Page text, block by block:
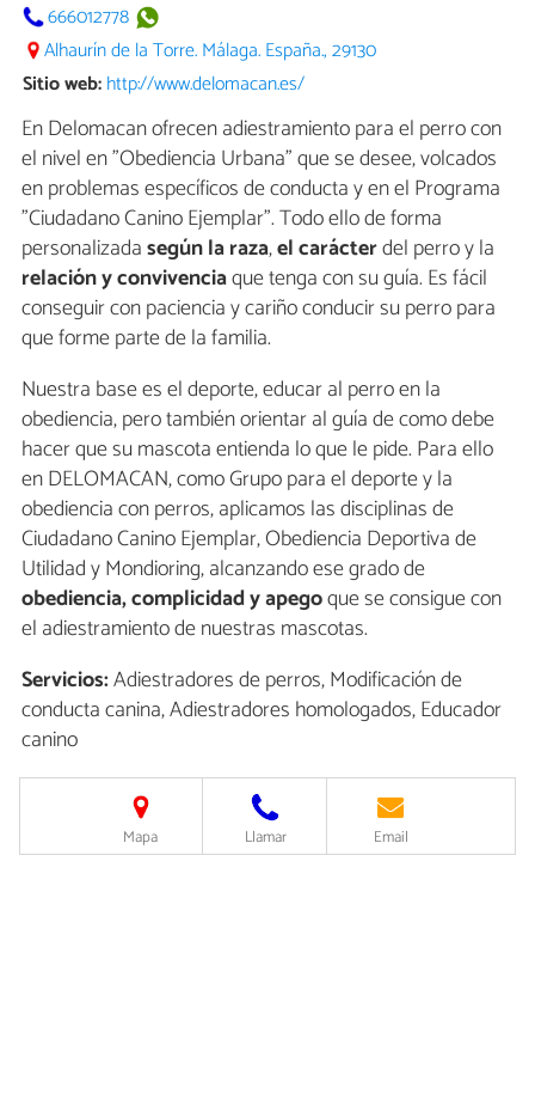
666012778
Alhaurín de la Torre. Málaga. España., 29130
Sitio web:http://www.delomacan.es/
En Delomacan ofrecen adiestramiento para el perro con
el nivel en "Obediencia Urbana" que se desee, volcados
en problemas específicos de conducta y en el Programa
"Ciudadano Canino Ejemplar". Todo ello de forma
personalizadasegún la raza,el carácterdel perro y la
relación y convivenciaque tenga con su guía. Es fácil
conseguir con paciencia y cariño conducir su perro para
que forme parte de la familia.
Nuestra base es el deporte, educar al perro en la
obediencia, pero también orientar al guía de como debe
hacer que su mascota entienda lo que le pide. Para ello
en DELOMACAN, como Grupo para el deporte y la
obediencia con perros, aplicamos las disciplinas de
Ciudadano Canino Ejemplar, Obediencia Deportiva de
Utilidad y Mondioring, alcanzando ese grado de
obediencia, complicidad y apegoque se consigue con
el adiestramiento de nuestras mascotas.
Servicios:Adiestradores de perros, Modificación de
conducta canina, Adiestradores homologados, Educador
canino
Mapa Llamar Email